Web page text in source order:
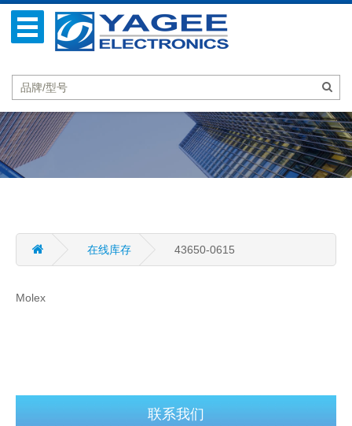
在线库存 43650-0615
Molex
联系我们